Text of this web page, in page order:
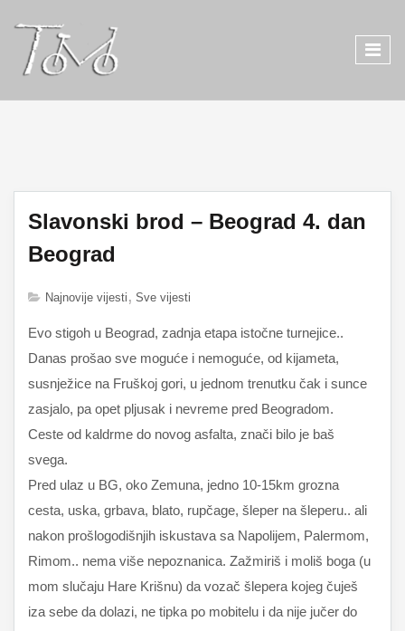
Slavonski brod – Beograd 4. dan
Beograd
Najnovije vijesti Sve vijesti
Evo stigoh u Beograd, zadnja etapa istočne turnejice..
Danas prošao sve moguće i nemoguće, od kijameta,
susnježice na Fruškoj gori, u jednom trenutku čak i sunce
zasjalo, pa opet pljusak i nevreme pred Beogradom.
Ceste od kaldrme do novog asfalta, znači bilo je baš
svega.
Pred ulaz u BG, oko Zemuna, jedno 10-15km grozna
cesta, uska, grbava, blato, rupčage, šleper na šleperu.. ali
nakon prošlogodišnjih iskustava sa Napolijem, Palermom,
Rimom.. nema više nepoznanica. Zažmiriš i moliš boga (u
mom slučaju Hare Krišnu) da vozač šlepera kojeg čuješ
iza sebe da dolazi, ne tipka po mobitelu i da nije jučer do